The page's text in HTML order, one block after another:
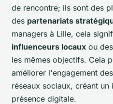
de rencontre; ils sont des
des partenariats
managers à Lille, cela
influenceurs locaux ou
les mêmes objectifs. Cela
améliorer l'engagement
réseaux sociaux, créant
présence digitale.